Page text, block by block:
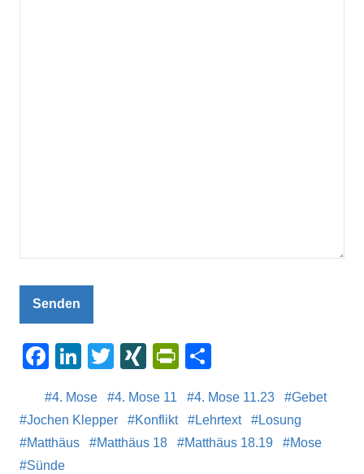
Senden
Facebook
LinkedIn
Twitter
XINGPrintFriendly
4. Mose 4. Mose 11 4. Mose 11.23
Gebet
Jochen Klepper
Konflikt Lehrtext
Losung
Matthäus
Matthäus 18 Matthäus 18.19
Mose
Sünde